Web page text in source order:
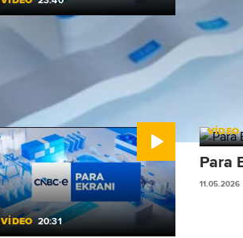
Para Ekranı
VİDEO 20:31
VİDEO
Para
11.05.2026